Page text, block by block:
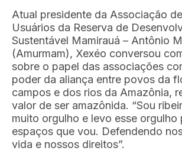
Atual presidente da Associação
Usuários da Reserva de
Sustentável Mamirauá – Antônio
(Amurmam), Xexéo conversou
sobre o papel das associações
poder da aliança entre povos da
campos e dos rios da Amazônia,
valor de ser amazônida. “Sou
muito orgulho e levo esse orgulho
espaços que vou. Defendendo
vida e nossos direitos”.